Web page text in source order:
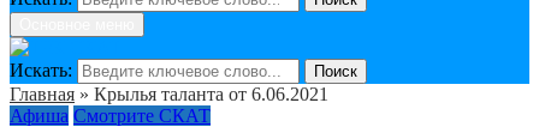
Искать: Поиск
Главная » Крылья таланта от 6.06.2021
Афиша Смотрите СКАТ